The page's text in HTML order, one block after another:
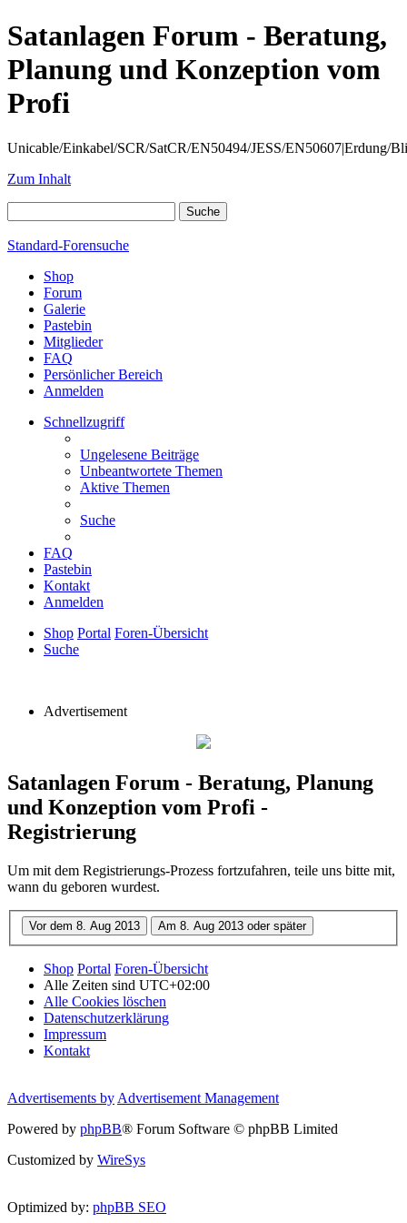
Satanlagen Forum - Beratung,
Planung und Konzeption vom
Profi
Unicable/Einkabel/SCR/SatCR/EN50494/JESS/EN50607|Erdung/
Zum Inhalt
Standard-Forensuche
Shop
Forum
Galerie
Pastebin
Mitglieder
FAQ
Persönlicher Bereich
Anmelden
Schnellzugriff
Ungelesene Beiträge
Unbeantwortete Themen
Aktive Themen
Suche
FAQ
Pastebin
Kontakt
Anmelden
Shop Portal Foren-Übersicht
Suche
Advertisement
Satanlagen Forum - Beratung, Planung
und Konzeption vom Profi -
Registrierung
Um mit dem Registrierungs-Prozess fortzufahren, teile uns bitte mit,
wann du geboren wurdest.
Shop Portal Foren-Übersicht
Alle Zeiten sind UTC+02:00
Alle Cookies löschen
Datenschutzerklärung
Impressum
Kontakt
Advertisements by Advertisement Management
Powered by phpBB® Forum Software © phpBB Limited
Customized by WireSys
Optimized by: phpBB SEO